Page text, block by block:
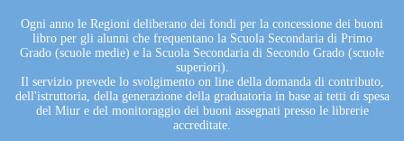
Ogni anno le Regioni deliberano dei fondi per la concessione dei buoni
libro per gli alunni che frequentano la Scuola Secondaria di Primo
Grado (scuole medie) e la Scuola Secondaria di Secondo Grado (scuole
superiori).
Il servizio prevede lo svolgimento on line della domanda di contributo,
dell'istruttoria, della generazione della graduatoria in base ai tetti di spesa
del Miur e del monitoraggio dei buoni assegnati presso le librerie
accreditate.